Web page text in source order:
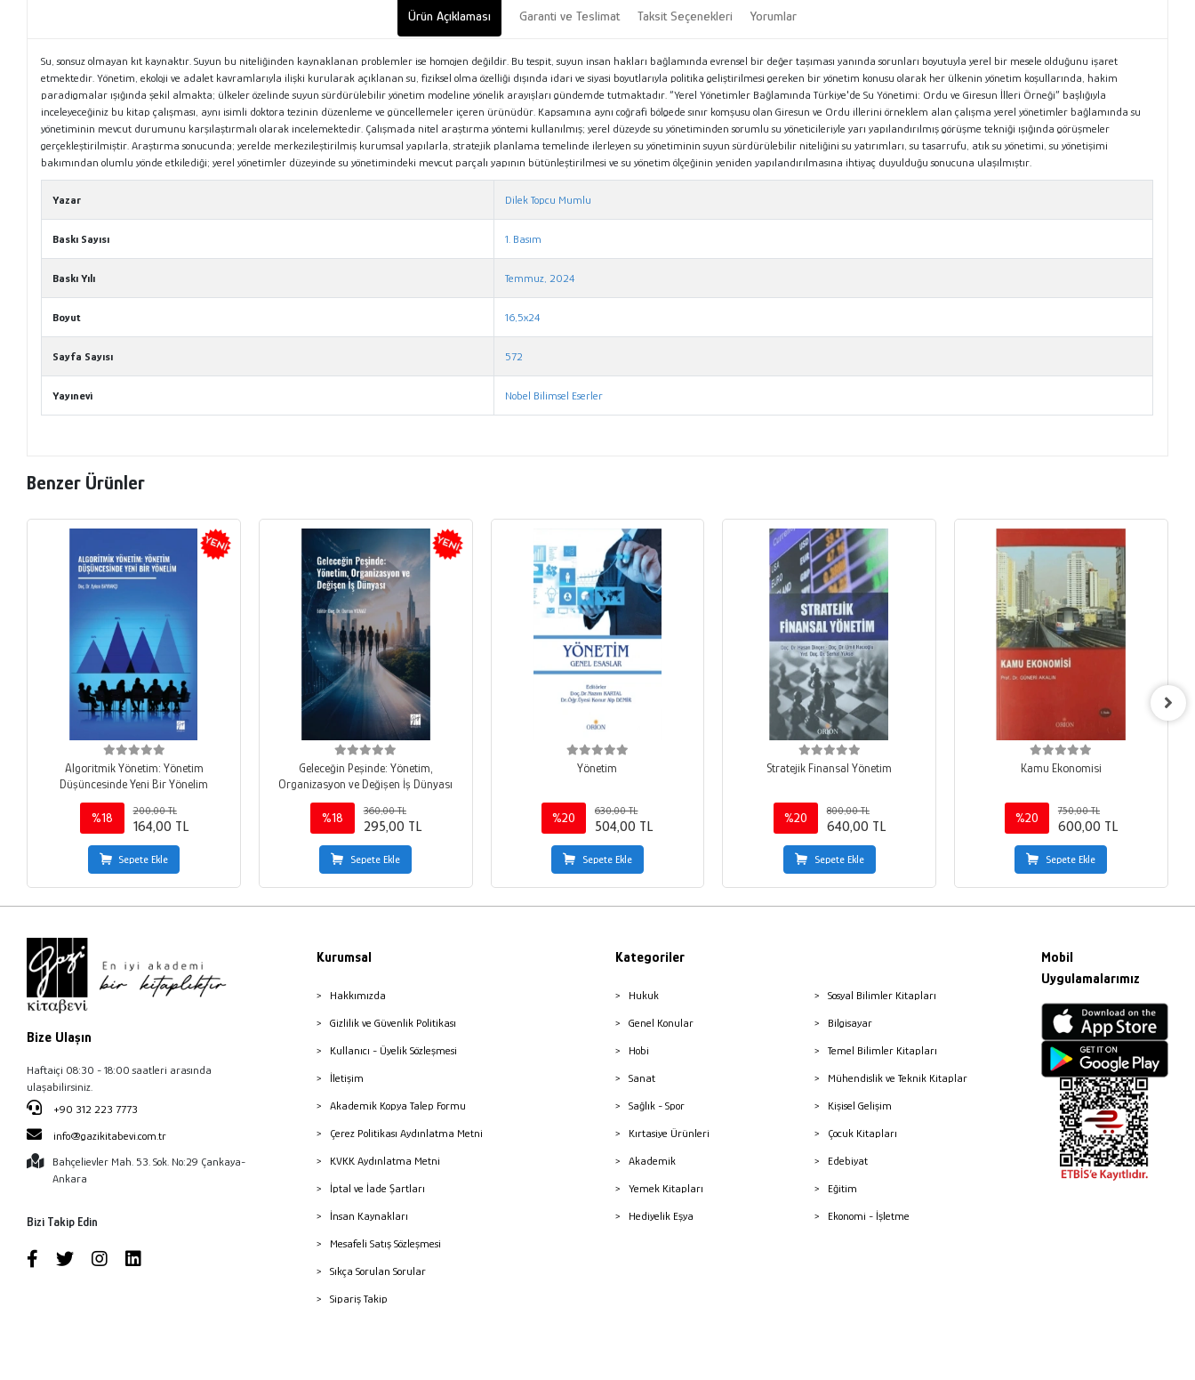
Ürün Açıklaması Garanti ve Teslimat Taksit Seçenekleri Yorumlar
Su, sonsuz olmayan kıt kaynaktır. Suyun bu niteliğinden kaynaklanan problemler ise homojen değildir. Bu tespit, suyun insan hakları bağlamında evrensel bir değer taşıması yanında sorunları boyutuyla yerel bir mesele olduğunu işaret
etmektedir. Yönetim, ekoloji ve adalet kavramlarıyla ilişki kurularak açıklanan su, fiziksel olma özelliği dışında idari ve siyasi boyutlarıyla politika geliştirilmesi gereken bir yönetim konusu olarak her ülkenin yönetim koşullarında, hakim
paradigmalar ışığında şekil almakta; ülkeler özelinde suyun sürdürülebilir yönetim modeline yönelik arayışları gündemde tutmaktadır. “Yerel Yönetimler Bağlamında Türkiye'de Su Yönetimi: Ordu ve Giresun İlleri Örneği” başlığıyla
inceleyeceğiniz bu kitap çalışması, aynı isimli doktora tezinin düzenleme ve güncellemeler içeren ürünüdür. Kapsamına aynı coğrafi bölgede sınır komşusu olan Giresun ve Ordu illerini örneklem alan çalışma yerel yönetimler bağlamında su
yönetiminin mevcut durumunu karşılaştırmalı olarak incelemektedir. Çalışmada nitel araştırma yöntemi kullanılmış; yerel düzeyde su yönetiminden sorumlu su yöneticileriyle yarı yapılandırılmış görüşme tekniği ışığında görüşmeler
gerçekleştirilmiştir. Araştırma sonucunda; yerelde merkezileştirilmiş kurumsal yapılarla, stratejik planlama temelinde ilerleyen su yönetiminin suyun sürdürülebilir niteliğini su yatırımları, su tasarrufu, atık su yönetimi, su yönetişimi
bakımından olumlu yönde etkilediği; yerel yönetimler düzeyinde su yönetimindeki mevcut parçalı yapının bütünleştirilmesi ve su yönetim ölçeğinin yeniden yapılandırılmasına ihtiyaç duyulduğu sonucuna ulaşılmıştır.
Yazar Dilek Topcu Mumlu
Baskı Sayısı 1. Basım
Baskı Yılı Temmuz, 2024
Boyut 16,5x24
Sayfa Sayısı 572
Yayınevi Nobel Bilimsel Eserler
Benzer Ürünler
Algoritmik Yönetim: Yönetim
Düşüncesinde Yeni Bir Yönelim
%18
200,00 TL
164,00 TL
Sepete Ekle
Geleceğin Peşinde: Yönetim,
Organizasyon ve Değişen İş Dünyası
%18
360,00 TL
295,00 TL
Sepete Ekle
Yönetim
%20
630,00 TL
504,00 TL
Sepete Ekle
Stratejik Finansal Yönetim
%20
800,00 TL
640,00 TL
Sepete Ekle
Kamu Ekonomisi
%20
750,00 TL
600,00 TL
Sepete Ekle
Bize Ulaşın
Haftaiçi 08:30 - 18:00 saatleri arasında
ulaşabilirsiniz.
+90 312 223 7773
info@gazikitabevi.com.tr
Bahçelievler Mah. 53. Sok. No:29 Çankaya-
Ankara
Bizi Takip Edin
Kurumsal
Hakkımızda
Gizlilik ve Güvenlik Politikası
Kullanıcı - Üyelik Sözleşmesi
İletişim
Akademik Kopya Talep Formu
Çerez Politikası Aydınlatma Metni
KVKK Aydınlatma Metni
İptal ve İade Şartları
İnsan Kaynakları
Mesafeli Satış Sözleşmesi
Sıkça Sorulan Sorular
Sipariş Takip
Kategoriler
Hukuk
Genel Konular
Hobi
Sanat
Sağlık - Spor
Kırtasiye Ürünleri
Akademik
Yemek Kitapları
Hediyelik Eşya
Sosyal Bilimler Kitapları
Bilgisayar
Temel Bilimler Kitapları
Mühendislik ve Teknik Kitaplar
Kişisel Gelişim
Çocuk Kitapları
Edebiyat
Eğitim
Ekonomi - İşletme
Mobil
Uygulamalarımız